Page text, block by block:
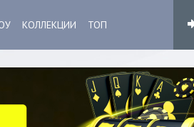
КОЛЛЕКЦИИ ТОП